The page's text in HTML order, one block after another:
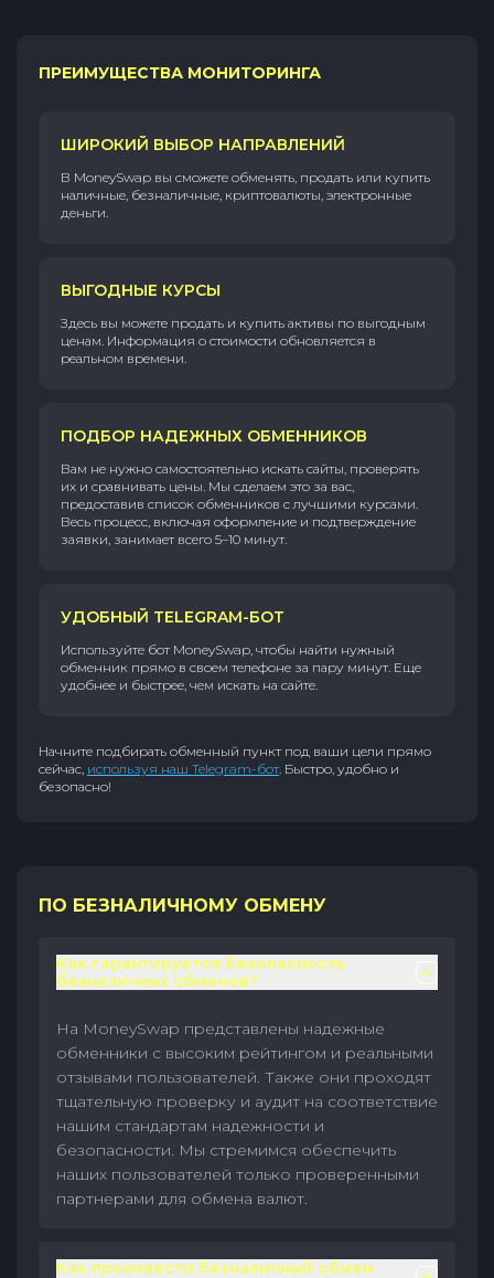
ПРЕИМУЩЕСТВА МОНИТОРИНГА
ШИРОКИЙ ВЫБОР НАПРАВЛЕНИЙ
В MoneySwap вы сможете обменять, продать или купить
наличные, безналичные, криптовалюты, электронные
деньги.
ВЫГОДНЫЕ КУРСЫ
Здесь вы можете продать и купить активы по выгодным
ценам. Информация о стоимости обновляется в
реальном времени.
ПОДБОР НАДЕЖНЫХ ОБМЕННИКОВ
Вам не нужно самостоятельно искать сайты, проверять
их и сравнивать цены. Мы сделаем это за вас,
предоставив список обменников с лучшими курсами.
Весь процесс, включая оформление и подтверждение
заявки, занимает всего 5–10 минут.
УДОБНЫЙ TELEGRAM-БОТ
Используйте бот MoneySwap, чтобы найти нужный
обменник прямо в своем телефоне за пару минут. Еще
удобнее и быстрее, чем искать на сайте.
Начните подбирать обменный пункт под ваши цели прямо
сейчас, используя наш Telegram-бот. Быстро, удобно и
безопасно!
ПО БЕЗНАЛИЧНОМУ ОБМЕНУ
Как гарантируется безопасность
безналичных обменов?
На MoneySwap представлены надежные
обменники с высоким рейтингом и реальными
отзывами пользователей. Также они проходят
тщательную проверку и аудит на соответствие
нашим стандартам надежности и
безопасности. Мы стремимся обеспечить
наших пользователей только проверенными
партнерами для обмена валют.
Как произвести безналичный обмен